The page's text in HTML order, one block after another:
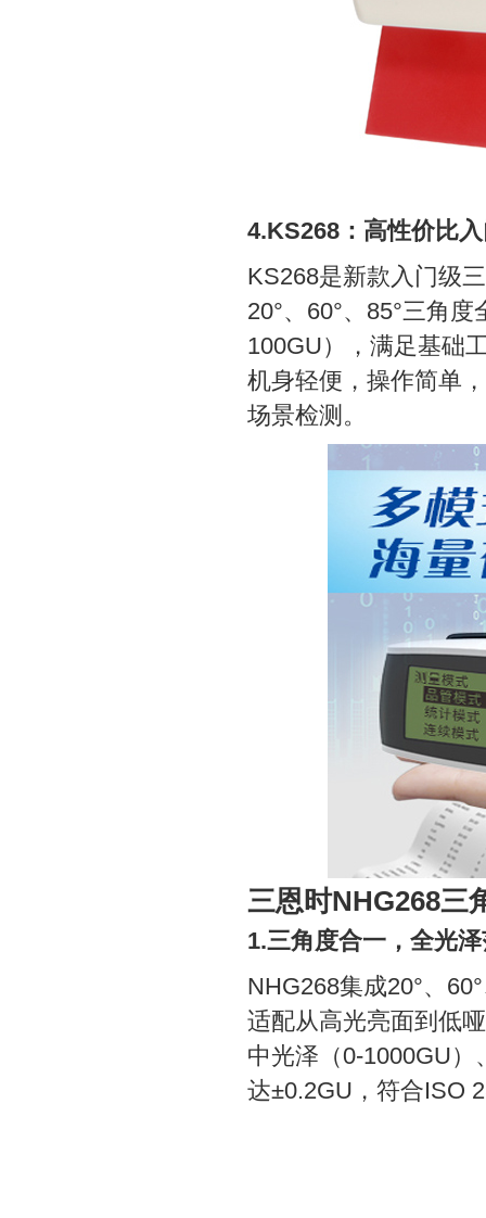
4.KS268：高性价比
KS268是新款入门级
20°、60°、85°三角
100GU），满足基础
机身轻便，操作简单
场景检测。
三恩时NHG268三
1.三角度合一，全光
NHG268集成20°、
适配从高光亮面到低
中光泽（0-1000GU）
达±0.2GU，符合ISO